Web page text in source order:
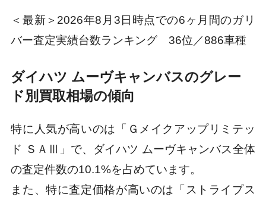
＜最新＞2026年8月3日時点での6ヶ月間のガリ
バー査定実績台数ランキング 36位／886車種
ダイハツ ムーヴキャンバスのグレー
ド別買取相場の傾向
特に人気が高いのは「Ｇメイクアップリミテッ
ド ＳＡⅢ」で、ダイハツ ムーヴキャンバス全体
の査定件数の10.1%を占めています。
また、特に査定価格が高いのは「ストライプス